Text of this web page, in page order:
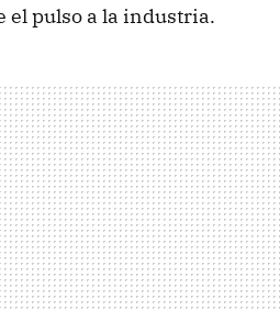
pulso a la industria.